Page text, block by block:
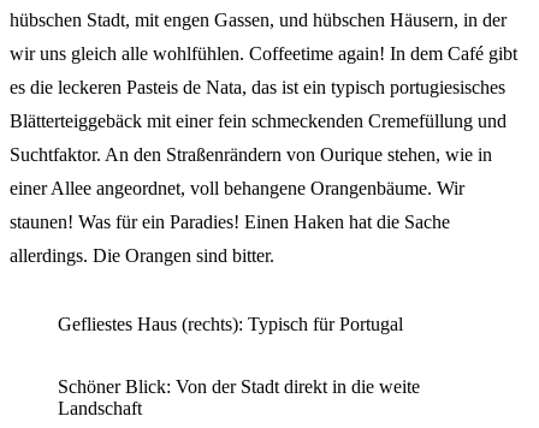
hübschen Stadt, mit engen Gassen, und hübschen Häusern, in der
wir uns gleich alle wohlfühlen. Coffeetime again! In dem Café gibt
es die leckeren Pasteis de Nata, das ist ein typisch portugiesisches
Blätterteiggebäck mit einer fein schmeckenden Cremefüllung und
Suchtfaktor. An den Straßenrändern von Ourique stehen, wie in
einer Allee angeordnet, voll behangene Orangenbäume. Wir
staunen! Was für ein Paradies! Einen Haken hat die Sache
allerdings. Die Orangen sind bitter.
Gefliestes Haus (rechts): Typisch für Portugal
Schöner Blick: Von der Stadt direkt in die weite
Landschaft